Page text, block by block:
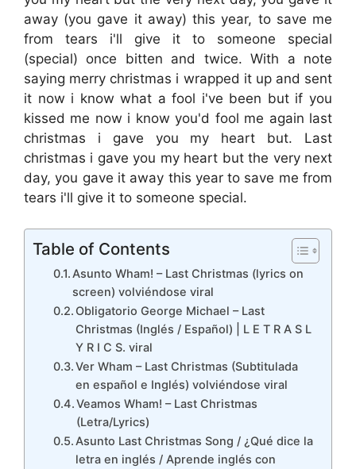
away (you gave it away) this year, to save me
from tears i'll give it to someone special
(special) once bitten and twice. With a note
saying merry christmas i wrapped it up and sent
it now i know what a fool i've been but if you
kissed me now i know you'd fool me again last
christmas i gave you my heart but. Last
christmas i gave you my heart but the very next
day, you gave it away this year to save me from
tears i'll give it to someone special.
Table of Contents
Asunto Wham! – Last Christmas (lyrics on
screen) volviéndose viral
Obligatorio George Michael – Last
Christmas (Inglés / Español) | L E T R A S L
Y R I C S. viral
Ver Wham – Last Christmas (Subtitulada
en español e Inglés) volviéndose viral
Veamos Wham! – Last Christmas
(Letra/Lyrics)
Asunto Last Christmas Song / ¿Qué dice la
letra en inglés / Aprende inglés con